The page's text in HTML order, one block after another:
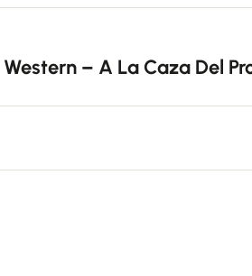
– A La Caza Del